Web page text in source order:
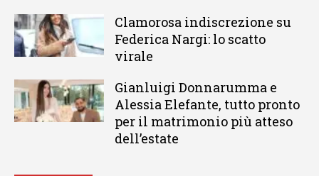
Clamorosa indiscrezione su
Federica Nargi: lo scatto
virale
Gianluigi Donnarumma e
Alessia Elefante, tutto pronto
per il matrimonio più atteso
dell’estate